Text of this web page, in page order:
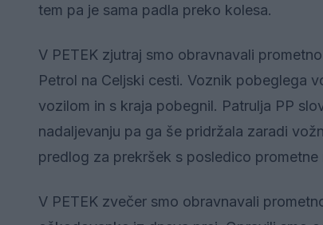
tem pa je sama padla preko kolesa.
V PETEK zjutraj smo obravnavali
Petrol na Celjski cesti. Voznik pobeglega
vozilom in s kraja pobegnil. Patrulja PP
nadaljevanju pa ga še pridržala zaradi
predlog za prekršek s posledico prometne
V PETEK zvečer smo obravnavali